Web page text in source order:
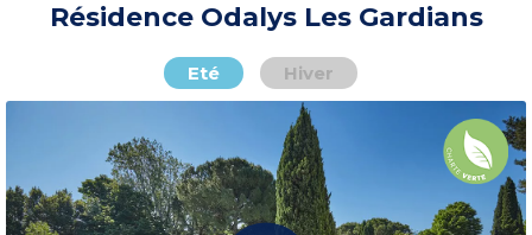
Résidence Odalys Les Gardians
Eté Hiver